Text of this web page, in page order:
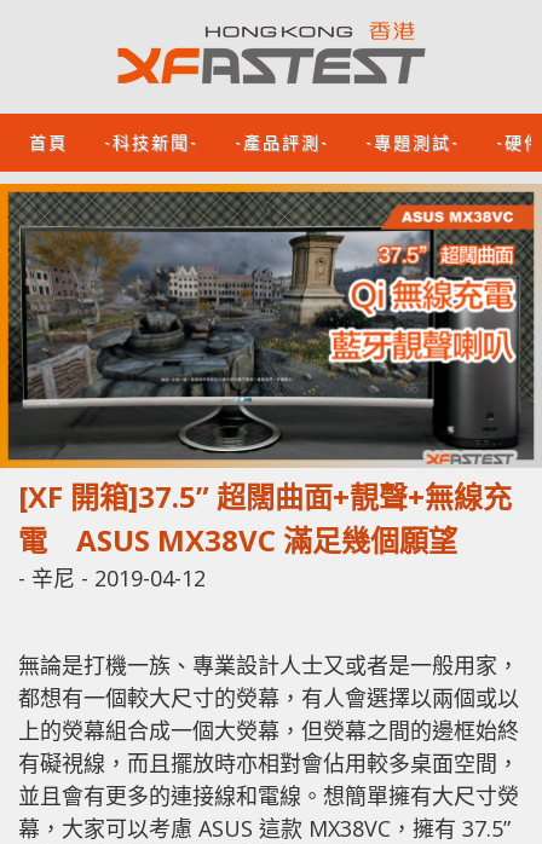
首頁 -科技新聞- -產品評測- -專題測試- -硬
[XF 開箱]37.5” 超闊曲面+靚聲+無線充
電 ASUS MX38VC 滿足幾個願望
- 辛尼 - 2019-04-12
無論是打機一族、專業設計人士又或者是一般用家，
都想有一個較大尺寸的熒幕，有人會選擇以兩個或以
上的熒幕組合成一個大熒幕，但熒幕之間的邊框始終
有礙視線，而且擺放時亦相對會佔用較多桌面空間，
並且會有更多的連接線和電線。想簡單擁有大尺寸熒
幕，大家可以考慮 ASUS 這款 MX38VC，擁有 37.5”